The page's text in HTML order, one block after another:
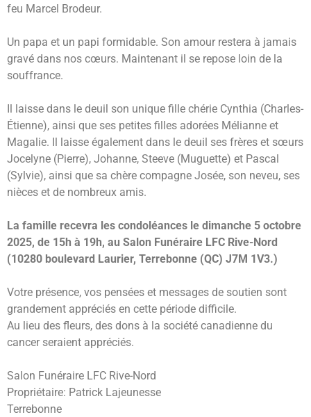
feu Marcel Brodeur.
Un papa et un papi formidable. Son amour restera à jamais
gravé dans nos cœurs. Maintenant il se repose loin de la
souffrance.
Il laisse dans le deuil son unique fille chérie Cynthia (Charles-
Étienne), ainsi que ses petites filles adorées Mélianne et
Magalie. Il laisse également dans le deuil ses frères et sœurs
Jocelyne (Pierre), Johanne, Steeve (Muguette) et Pascal
(Sylvie), ainsi que sa chère compagne Josée, son neveu, ses
nièces et de nombreux amis.
La famille recevra les condoléances le dimanche 5 octobre
2025, de 15h à 19h, au Salon Funéraire LFC Rive-Nord
(10280 boulevard Laurier, Terrebonne (QC) J7M 1V3.)
Votre présence, vos pensées et messages de soutien sont
grandement appréciés en cette période difficile.
Au lieu des fleurs, des dons à la société canadienne du
cancer seraient appréciés.
Salon Funéraire LFC Rive-Nord
Propriétaire: Patrick Lajeunesse
Terrebonne